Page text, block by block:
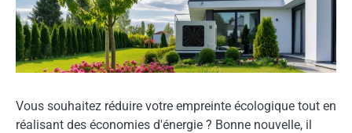
Vous souhaitez réduire votre empreinte écologique tout en
réalisant des économies d'énergie ? Bonne nouvelle, il